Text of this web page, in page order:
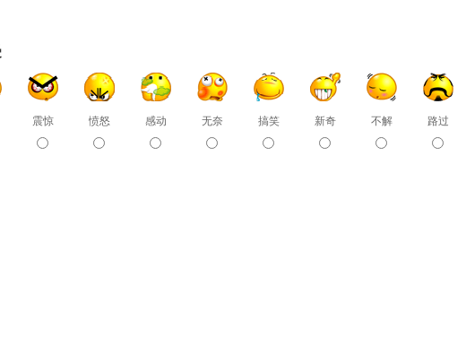
震惊 愤怒 感动 无奈 搞笑 新奇 不解 路过